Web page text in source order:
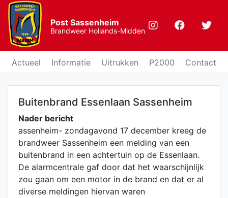
Post Sassenheim
Brandweer Hollands-Midden
Actueel Informatie Uitrukken P2000 Contact
Buitenbrand Essenlaan Sassenheim
Nader bericht
assenheim- zondagavond 17 december kreeg de
brandweer Sassenheim een melding van een
buitenbrand in een achtertuin op de Essenlaan.
De alarmcentrale gaf door dat het waarschijnlijk
zou gaan om een motor in de brand en dat er al
diverse meldingen hiervan waren